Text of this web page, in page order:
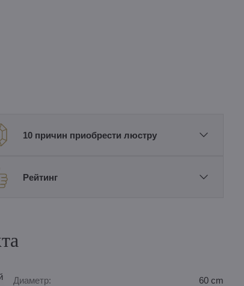
10 причин приобрести люстру
Рейтинг
Диаметр: 60 cm